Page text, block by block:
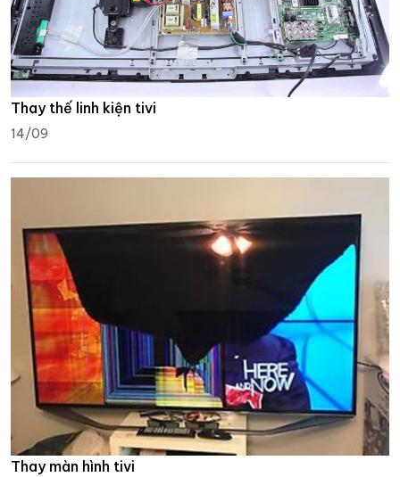
Thay thế linh kiện tivi
14/09
Thay màn hình tivi